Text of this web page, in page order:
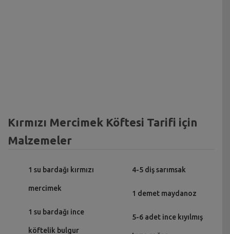
Kırmızı Mercimek Köftesi Tarifi için
Malzemeler
1 su bardağı kırmızı
mercimek
1 su bardağı ince
köftelik bulgur
4-5 diş sarımsak
1 demet maydanoz
5-6 adet ince kıyılmış